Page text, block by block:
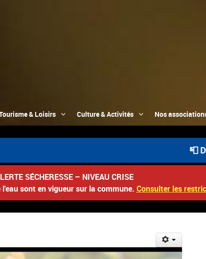
& Loisirs Culture & Activités Nos
📮 Du 3 au 22
SÉCHERESSE – NIVEAU CRISE
sont en vigueur sur la commune. Consulter les